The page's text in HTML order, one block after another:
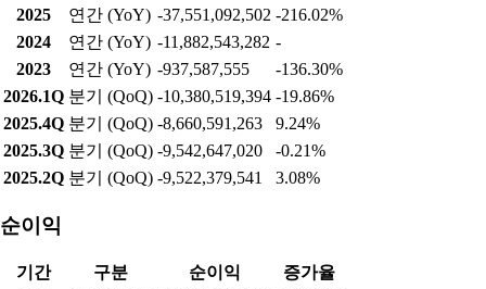
2025
연간 (YoY) -37,551,092,502 -216.02%
2024
연간 (YoY) -11,882,543,282 -
2023
연간 (YoY) -937,587,555
-136.30%
2026.1Q 분기 (QoQ) -10,380,519,394 -19.86%
2025.4Q 분기 (QoQ) -8,660,591,263
9.24%
2025.3Q 분기 (QoQ) -9,542,647,020
-0.21%
2025.2Q 분기 (QoQ) -9,522,379,541 3.08%
순이익
기간 구분 순이익
증가율